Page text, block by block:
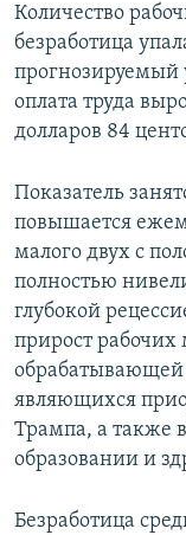
Количество
безработица
прогнозируемый
оплата труда
долларов 84
Показатель
повышается
малого двух с
полностью
глубокой
прирост рабочих
являющихся
Трампа, а также
образовании и
Безработица